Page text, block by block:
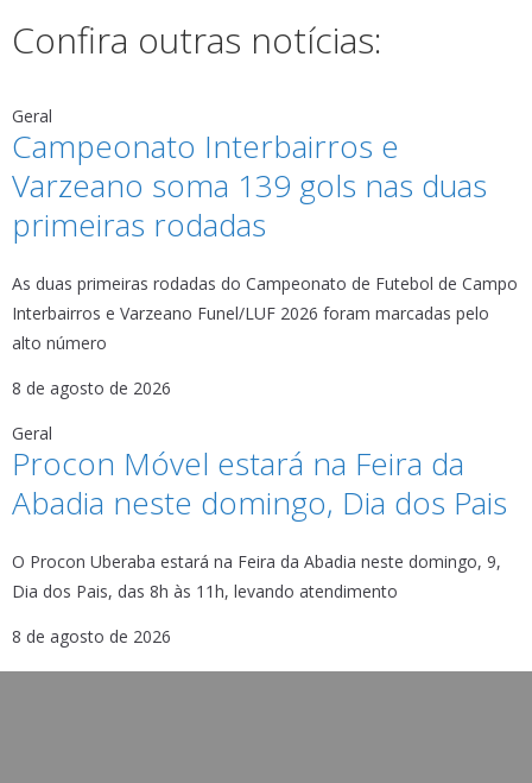
Confira outras notícias:
Geral
Campeonato Interbairros e
Varzeano soma 139 gols nas duas
primeiras rodadas
As duas primeiras rodadas do Campeonato de Futebol de Campo
Interbairros e Varzeano Funel/LUF 2026 foram marcadas pelo
alto número
8 de agosto de 2026
Geral
Procon Móvel estará na Feira da
Abadia neste domingo, Dia dos Pais
O Procon Uberaba estará na Feira da Abadia neste domingo, 9,
Dia dos Pais, das 8h às 11h, levando atendimento
8 de agosto de 2026